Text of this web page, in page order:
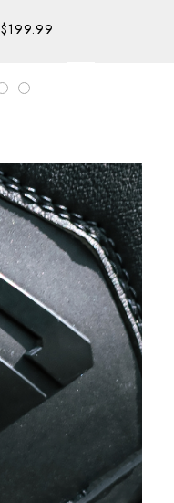
$199.99